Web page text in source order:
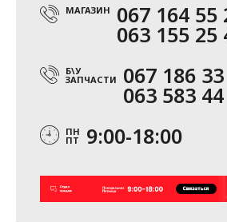
МАГАЗИН 067 164 55
063 155 25
Б\У
ЗАПЧАСТИ 067 186
063 583
ПН
ПТ 9:00-18:00